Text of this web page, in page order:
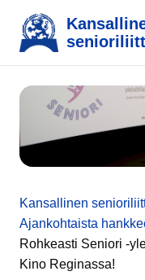
Kansallinen
Ajankohtaista
Rohkeasti Seniori -
Kino Reginassa!